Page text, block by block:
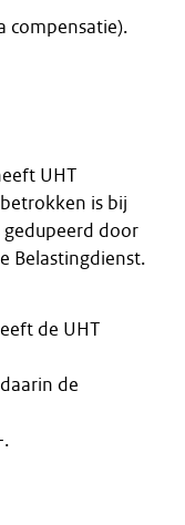
compensatie).
UHT
is bij
gedupeerd door
Belastingdienst.
de UHT
de